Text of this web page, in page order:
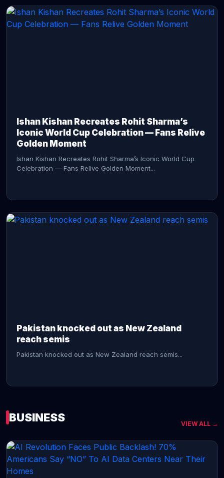
Ishan Kishan Recreates Rohit Sharma’s
Iconic World Cup Celebration — Fans Relive
Golden Moment
Ishan Kishan Recreates Rohit Sharma’s Iconic World Cup
Celebration — Fans Relive Golden Moment...
Pakistan knocked out as New Zealand
reach semis
Pakistan knocked out as New Zealand reach semis...
CONTINUE READING →
BUSINESS VIEW ALL →